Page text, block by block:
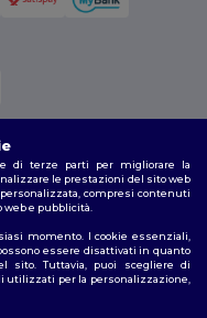
di terze parti per migliorare la
le prestazioni del sito web
compresi contenuti
e pubblicità.
momento. I cookie essenziali,
essere disattivati in quanto
sito. Tuttavia, puoi scegliere di
utilizzati per la personalizzazione,